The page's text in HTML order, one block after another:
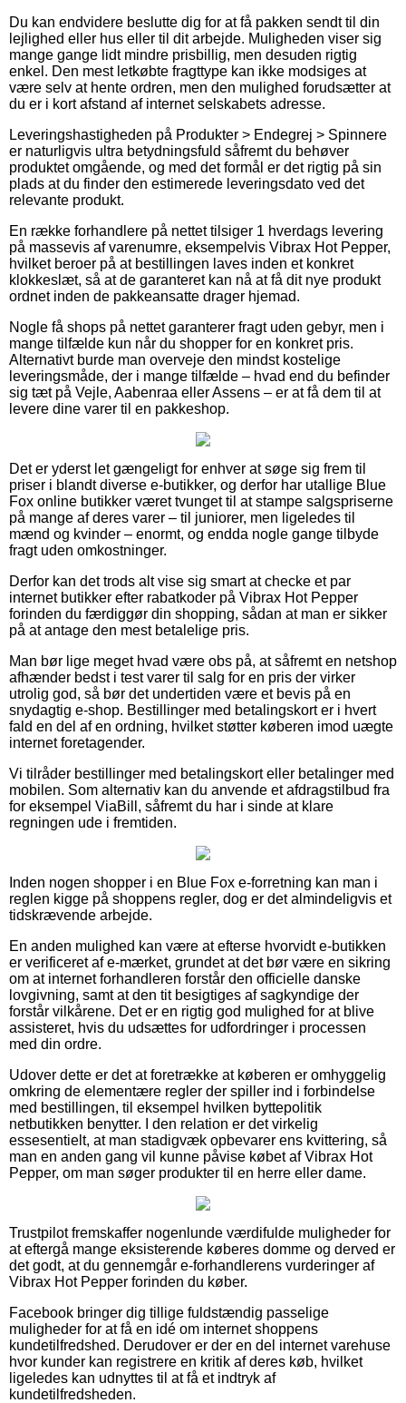
Du kan endvidere beslutte dig for at få pakken sendt til din
lejlighed eller hus eller til dit arbejde. Muligheden viser sig
mange gange lidt mindre prisbillig, men desuden rigtig
enkel. Den mest letkøbte fragttype kan ikke modsiges at
være selv at hente ordren, men den mulighed forudsætter at
du er i kort afstand af internet selskabets adresse.
Leveringshastigheden på Produkter > Endegrej > Spinnere
er naturligvis ultra betydningsfuld såfremt du behøver
produktet omgående, og med det formål er det rigtig på sin
plads at du finder den estimerede leveringsdato ved det
relevante produkt.
En række forhandlere på nettet tilsiger 1 hverdags levering
på massevis af varenumre, eksempelvis Vibrax Hot Pepper,
hvilket beroer på at bestillingen laves inden et konkret
klokkeslæt, så at de garanteret kan nå at få dit nye produkt
ordnet inden de pakkeansatte drager hjemad.
Nogle få shops på nettet garanterer fragt uden gebyr, men i
mange tilfælde kun når du shopper for en konkret pris.
Alternativt burde man overveje den mindst kostelige
leveringsmåde, der i mange tilfælde – hvad end du befinder
sig tæt på Vejle, Aabenraa eller Assens – er at få dem til at
levere dine varer til en pakkeshop.
Det er yderst let gængeligt for enhver at søge sig frem til
priser i blandt diverse e-butikker, og derfor har utallige Blue
Fox online butikker været tvunget til at stampe salgspriserne
på mange af deres varer – til juniorer, men ligeledes til
mænd og kvinder – enormt, og endda nogle gange tilbyde
fragt uden omkostninger.
Derfor kan det trods alt vise sig smart at checke et par
internet butikker efter rabatkoder på Vibrax Hot Pepper
forinden du færdiggør din shopping, sådan at man er sikker
på at antage den mest betalelige pris.
Man bør lige meget hvad være obs på, at såfremt en netshop
afhænder bedst i test varer til salg for en pris der virker
utrolig god, så bør det undertiden være et bevis på en
snydagtig e-shop. Bestillinger med betalingskort er i hvert
fald en del af en ordning, hvilket støtter køberen imod uægte
internet foretagender.
Vi tilråder bestillinger med betalingskort eller betalinger med
mobilen. Som alternativ kan du anvende et afdragstilbud fra
for eksempel ViaBill, såfremt du har i sinde at klare
regningen ude i fremtiden.
Inden nogen shopper i en Blue Fox e-forretning kan man i
reglen kigge på shoppens regler, dog er det almindeligvis et
tidskrævende arbejde.
En anden mulighed kan være at efterse hvorvidt e-butikken
er verificeret af e-mærket, grundet at det bør være en sikring
om at internet forhandleren forstår den officielle danske
lovgivning, samt at den tit besigtiges af sagkyndige der
forstår vilkårene. Det er en rigtig god mulighed for at blive
assisteret, hvis du udsættes for udfordringer i processen
med din ordre.
Udover dette er det at foretrække at køberen er omhyggelig
omkring de elementære regler der spiller ind i forbindelse
med bestillingen, til eksempel hvilken byttepolitik
netbutikken benytter. I den relation er det virkelig
essesentielt, at man stadigvæk opbevarer ens kvittering, så
man en anden gang vil kunne påvise købet af Vibrax Hot
Pepper, om man søger produkter til en herre eller dame.
Trustpilot fremskaffer nogenlunde værdifulde muligheder for
at eftergå mange eksisterende køberes domme og derved er
det godt, at du gennemgår e-forhandlerens vurderinger af
Vibrax Hot Pepper forinden du køber.
Facebook bringer dig tillige fuldstændig passelige
muligheder for at få en idé om internet shoppens
kundetilfredshed. Derudover er der en del internet varehuse
hvor kunder kan registrere en kritik af deres køb, hvilket
ligeledes kan udnyttes til at få et indtryk af
kundetilfredsheden.